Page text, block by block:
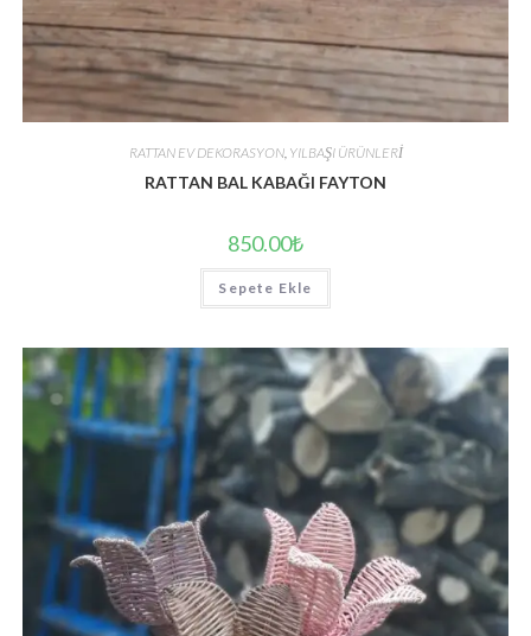
RATTAN EV DEKORASYON, YILBAŞI ÜRÜNLERİ
RATTAN BAL KABAĞI FAYTON
850.00₺
Sepete Ekle